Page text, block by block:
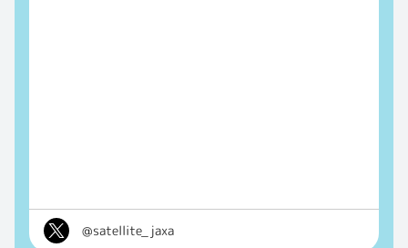
@satellite_jaxa